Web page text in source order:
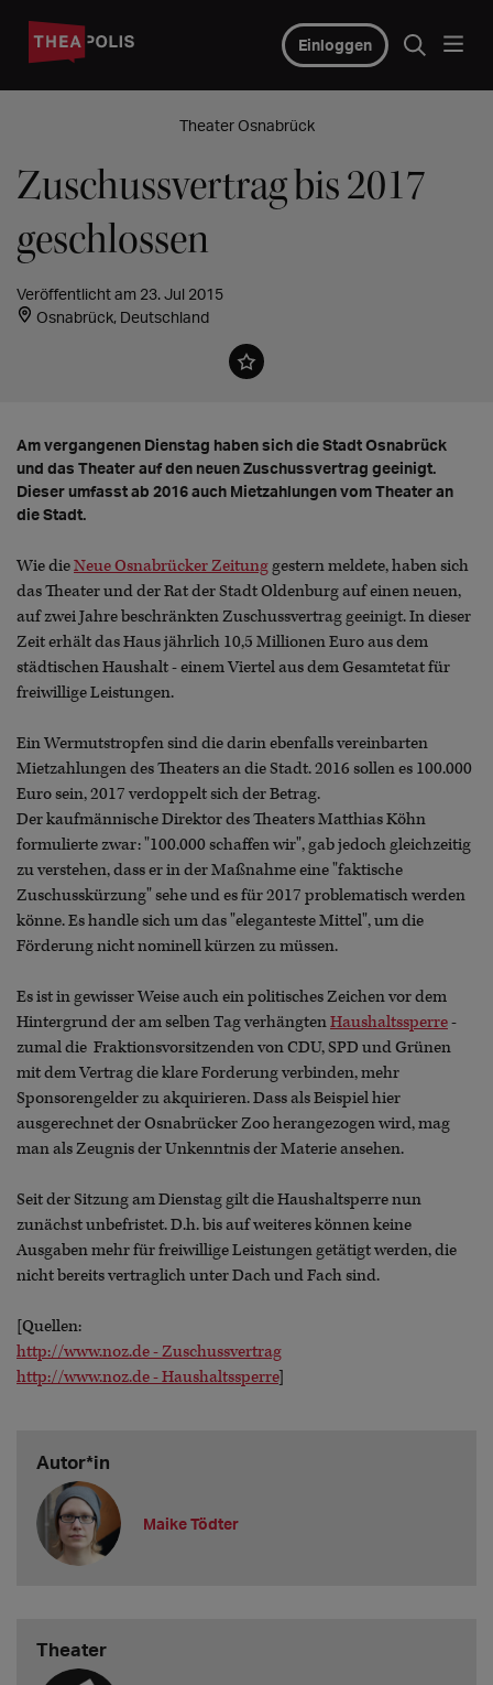
Einloggen
Theater Osnabrück
Zuschussvertrag bis 2017
geschlossen
Veröffentlicht am 23. Jul 2015
Osnabrück, Deutschland
Am vergangenen Dienstag haben sich die Stadt Osnabrück
und das Theater auf den neuen Zuschussvertrag geeinigt.
Dieser umfasst ab 2016 auch Mietzahlungen vom Theater an
die Stadt.
Wie dieNeue Osnabrücker Zeitunggestern meldete, haben sich
das Theater und der Rat der Stadt Oldenburg auf einen neuen,
auf zwei Jahre beschränkten Zuschussvertrag geeinigt. In dieser
Zeit erhält das Haus jährlich 10,5 Millionen Euro aus dem
städtischen Haushalt - einem Viertel aus dem Gesamtetat für
freiwillige Leistungen.
Ein Wermutstropfen sind die darin ebenfalls vereinbarten
Mietzahlungen des Theaters an die Stadt. 2016 sollen es 100.000
Euro sein, 2017 verdoppelt sich der Betrag.
Der kaufmännische Direktor des Theaters Matthias Köhn
formulierte zwar: "100.000 schaffen wir", gab jedoch gleichzeitig
zu verstehen, dass er in der Maßnahme eine "faktische
Zuschusskürzung" sehe und es für 2017 problematisch werden
könne. Es handle sich um das "eleganteste Mittel", um die
Förderung nicht nominell kürzen zu müssen.
Es ist in gewisser Weise auch ein politisches Zeichen vor dem
Hintergrund der am selben Tag verhängtenHaushaltssperre-
zumal die Fraktionsvorsitzenden von CDU, SPD und Grünen
mit dem Vertrag die klare Forderung verbinden, mehr
Sponsorengelder zu akquirieren. Dass als Beispiel hier
ausgerechnet der Osnabrücker Zoo herangezogen wird, mag
man als Zeugnis der Unkenntnis der Materie ansehen.
Seit der Sitzung am Dienstag gilt die Haushaltsperre nun
zunächst unbefristet. D.h. bis auf weiteres können keine
Ausgaben mehr für freiwillige Leistungen getätigt werden, die
nicht bereits vertraglich unter Dach und Fach sind.
[Quellen:
http://www.noz.de - Zuschussvertrag
http://www.noz.de - Haushaltssperre]
Autor*in
Maike Tödter
Theater